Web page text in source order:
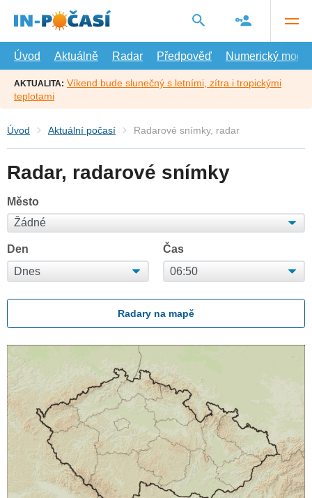
hlavní
Úvod
Aktuálně Radar Předpověď Numerický model
AKTUALITA: Víkend bude slunečný s letními, zítra i tropickými
teplotami
Úvod Aktuální počasí Radarové snímky, radar
Radar, radarové snímky
Město
Den Čas
Radary na mapě